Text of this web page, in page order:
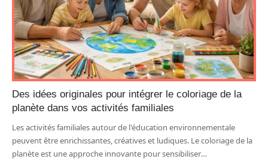
Des idées originales pour intégrer le coloriage de la
planète dans vos activités familiales
Les activités familiales autour de l'éducation environnementale
peuvent être enrichissantes, créatives et ludiques. Le coloriage de la
planète est une approche innovante pour sensibiliser…